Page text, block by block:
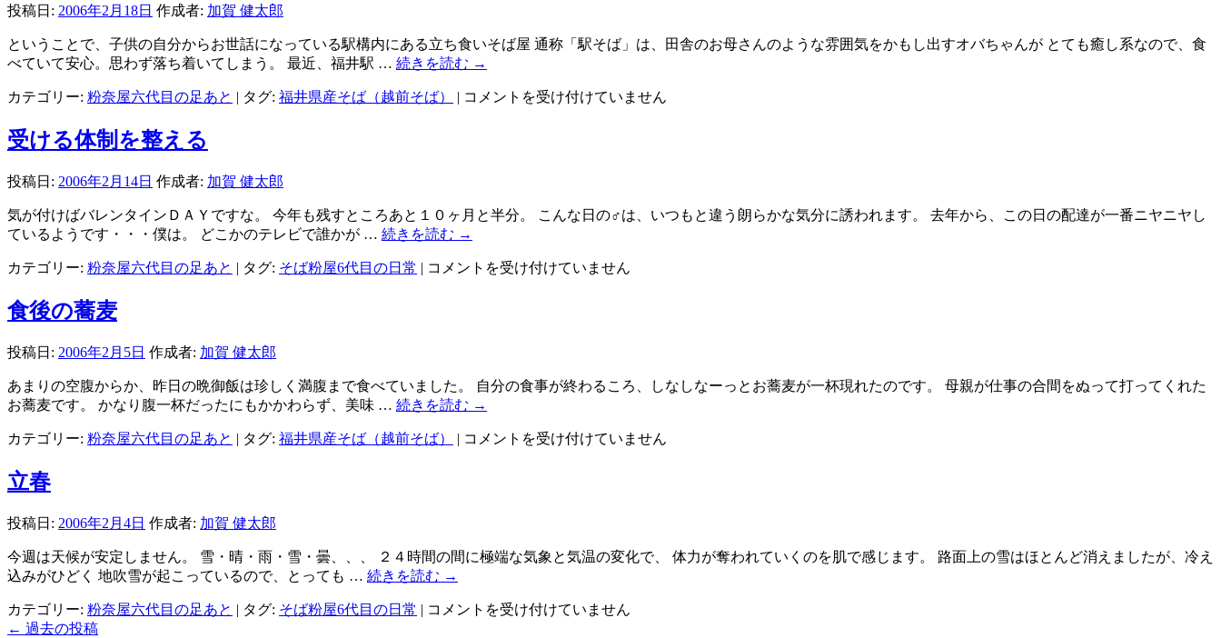
投稿日: 2006年2月18日 作成者: 加賀 健太郎
ということで、子供の自分からお世話になっている駅構内にある立ち食いそば屋 通称「駅そば」は、田舎のお母さんのような雰囲気をかもし出すオバちゃんが とても癒し系なので、食
べていて安心。思わず落ち着いてしまう。 最近、福井駅 … 続きを読む →
カテゴリー: 粉奈屋六代目の足あと | タグ: 福井県産そば（越前そば） | 魅
は
コメントを受け付けていません
受ける体制を整える
投稿日: 2006年2月14日 作成者: 加賀 健太郎
気が付けばバレンタインＤＡＹですな。 今年も残すところあと１０ヶ月と半分。 こんな日の♂は、いつもと違う朗らかな気分に誘われます。 去年から、この日の配達が一番ニヤニヤし
ているようです・・・僕は。 どこかのテレビで誰かが … 続きを読む →
カテゴリー: 粉奈屋六代目の足あと | タグ: そば粉屋6代目の日常 | 受
整
え
は
コメントを受け付けていません
食後の蕎麦
投稿日: 2006年2月5日 作成者: 加賀 健太郎
あまりの空腹からか、昨日の晩御飯は珍しく満腹まで食べていました。 自分の食事が終わるころ、しなしなーっとお蕎麦が一杯現れたのです。 母親が仕事の合間をぬって打ってくれた
お蕎麦です。 かなり腹一杯だったにもかかわらず、美味 … 続きを読む →
カテゴリー: 粉奈屋六代目の足あと | タグ: 福井県産そば（越前そば） | 食
コメントを受け付けていません
立春
投稿日: 2006年2月4日 作成者: 加賀 健太郎
今週は天候が安定しません。 雪・晴・雨・雪・曇、、、 ２４時間の間に極端な気象と気温の変化で、 体力が奪われていくのを肌で感じます。 路面上の雪はほとんど消えましたが、冷え
込みがひどく 地吹雪が起こっているので、とっても … 続きを読む →
カテゴリー: 粉奈屋六代目の足あと | タグ: そば粉屋6代目の日常 | 立
コメントを受け付けていません
← 過去の投稿